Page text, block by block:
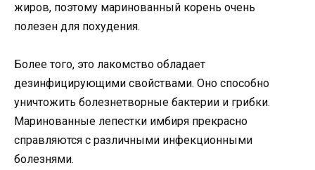
жиров, поэтому маринованный корень очень
полезен для похудения.
Более того, это лакомство обладает
дезинфицирующими свойствами. Оно способно
уничтожить болезнетворные бактерии и грибки.
Маринованные лепестки имбиря прекрасно
справляются с различными инфекционными
болезнями.